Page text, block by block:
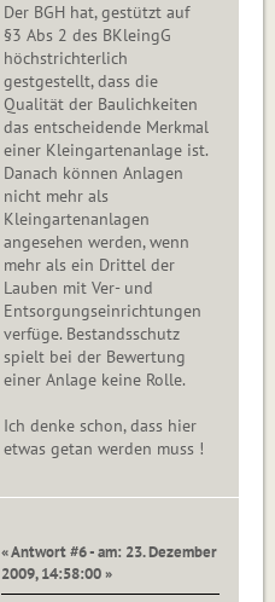
Der BGH hat, gestützt auf
§3 Abs 2 des BKleingG
höchstrichterlich
gestgestellt, dass die
Qualität der Baulichkeiten
das entscheidende Merkmal
einer Kleingartenanlage ist.
Danach können Anlagen
nicht mehr als
Kleingartenanlagen
angesehen werden, wenn
mehr als ein Drittel der
Lauben mit Ver- und
Entsorgungseinrichtungen
verfüge. Bestandsschutz
spielt bei der Bewertung
einer Anlage keine Rolle.
Ich denke schon, dass hier
etwas getan werden muss !
« Antwort #6 - am: 23. Dezember
2009, 14:58:00 »